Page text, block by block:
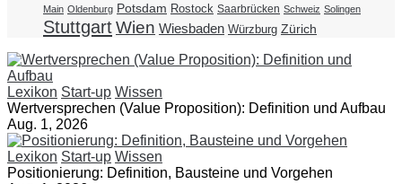
Main Oldenburg Potsdam Rostock Saarbrücken Schweiz Solingen
StuttgartWien Wiesbaden Würzburg Zürich
Lexikon Start-up Wissen
Wertversprechen (Value Proposition): Definition und Aufbau
Aug. 1, 2026
Lexikon Start-up Wissen
Positionierung: Definition, Bausteine und Vorgehen